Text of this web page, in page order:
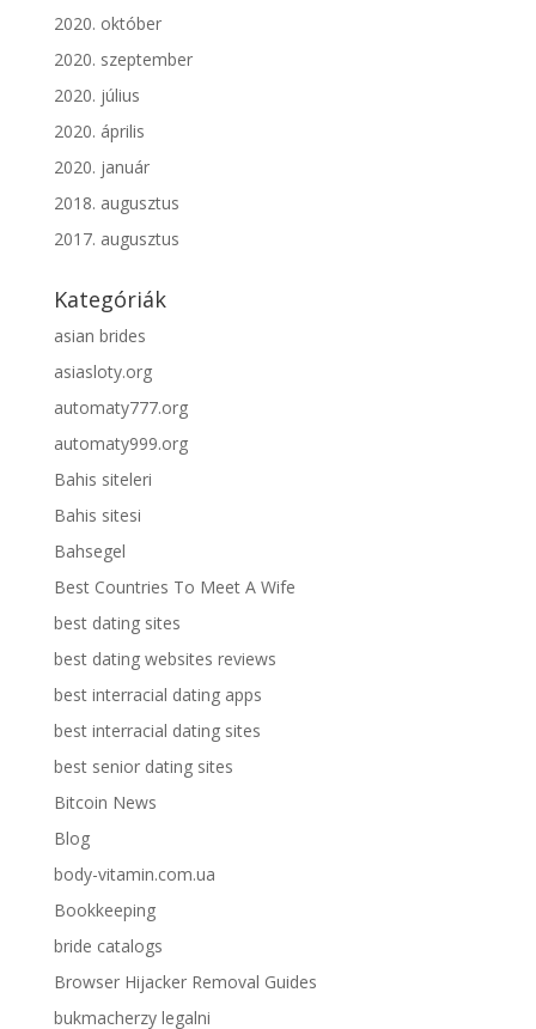
2020. október
2020. szeptember
2020. július
2020. április
2020. január
2018. augusztus
2017. augusztus
Kategóriák
asian brides
asiasloty.org
automaty777.org
automaty999.org
Bahis siteleri
Bahis sitesi
Bahsegel
Best Countries To Meet A Wife
best dating sites
best dating websites reviews
best interracial dating apps
best interracial dating sites
best senior dating sites
Bitcoin News
Blog
body-vitamin.com.ua
Bookkeeping
bride catalogs
Browser Hijacker Removal Guides
bukmacherzy legalni